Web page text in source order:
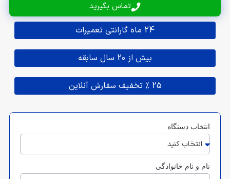
تماس بگیرید
24 ماه گارانتی تعمیرات
بیش از 20 سال سابقه
25 % تخفیف سفارش آنلاین
انتخاب دستگاه
نام و نام خانوادگی